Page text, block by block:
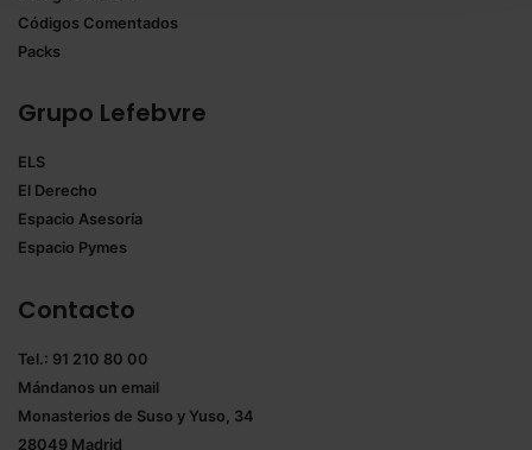
navegador. Si no seleccionas ninguna utilizaremos
las que sean indispensables para la navegación.
Saber más acerca de las cookies
Códigos Comentados
Packs
Grupo Lefebvre
ELS
El Derecho
Espacio Asesoría
Espacio Pymes
Contacto
Tel.: 91 210 80 00
Mándanos un email
Monasterios de Suso y Yuso, 34
28049 Madrid